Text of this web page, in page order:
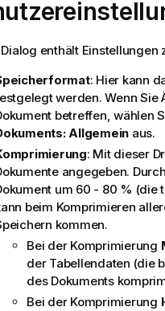
enthält
: Hier kann
werden. Wenn Sie
betreffen, wählen
Allgemein aus.
: Mit dieser
angegeben.
um 60 - 80 % (die
beim Komprimieren
kommen.
Bei der Komprimierung
der Tabellendaten (die
des Dokuments
Bei der Komprimierung